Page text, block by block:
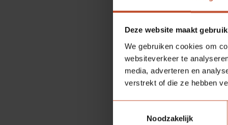
Deze website maakt
We gebruiken cookies om
websiteverkeer te
media, adverteren en
verstrekt of die ze hebben
Noodzakelijk
Om specifiek te bepalen
Meer info over de
whitepaper van GND